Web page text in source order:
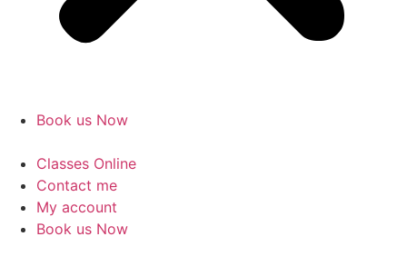
Book us Now
Classes Online
Contact me
My account
Book us Now